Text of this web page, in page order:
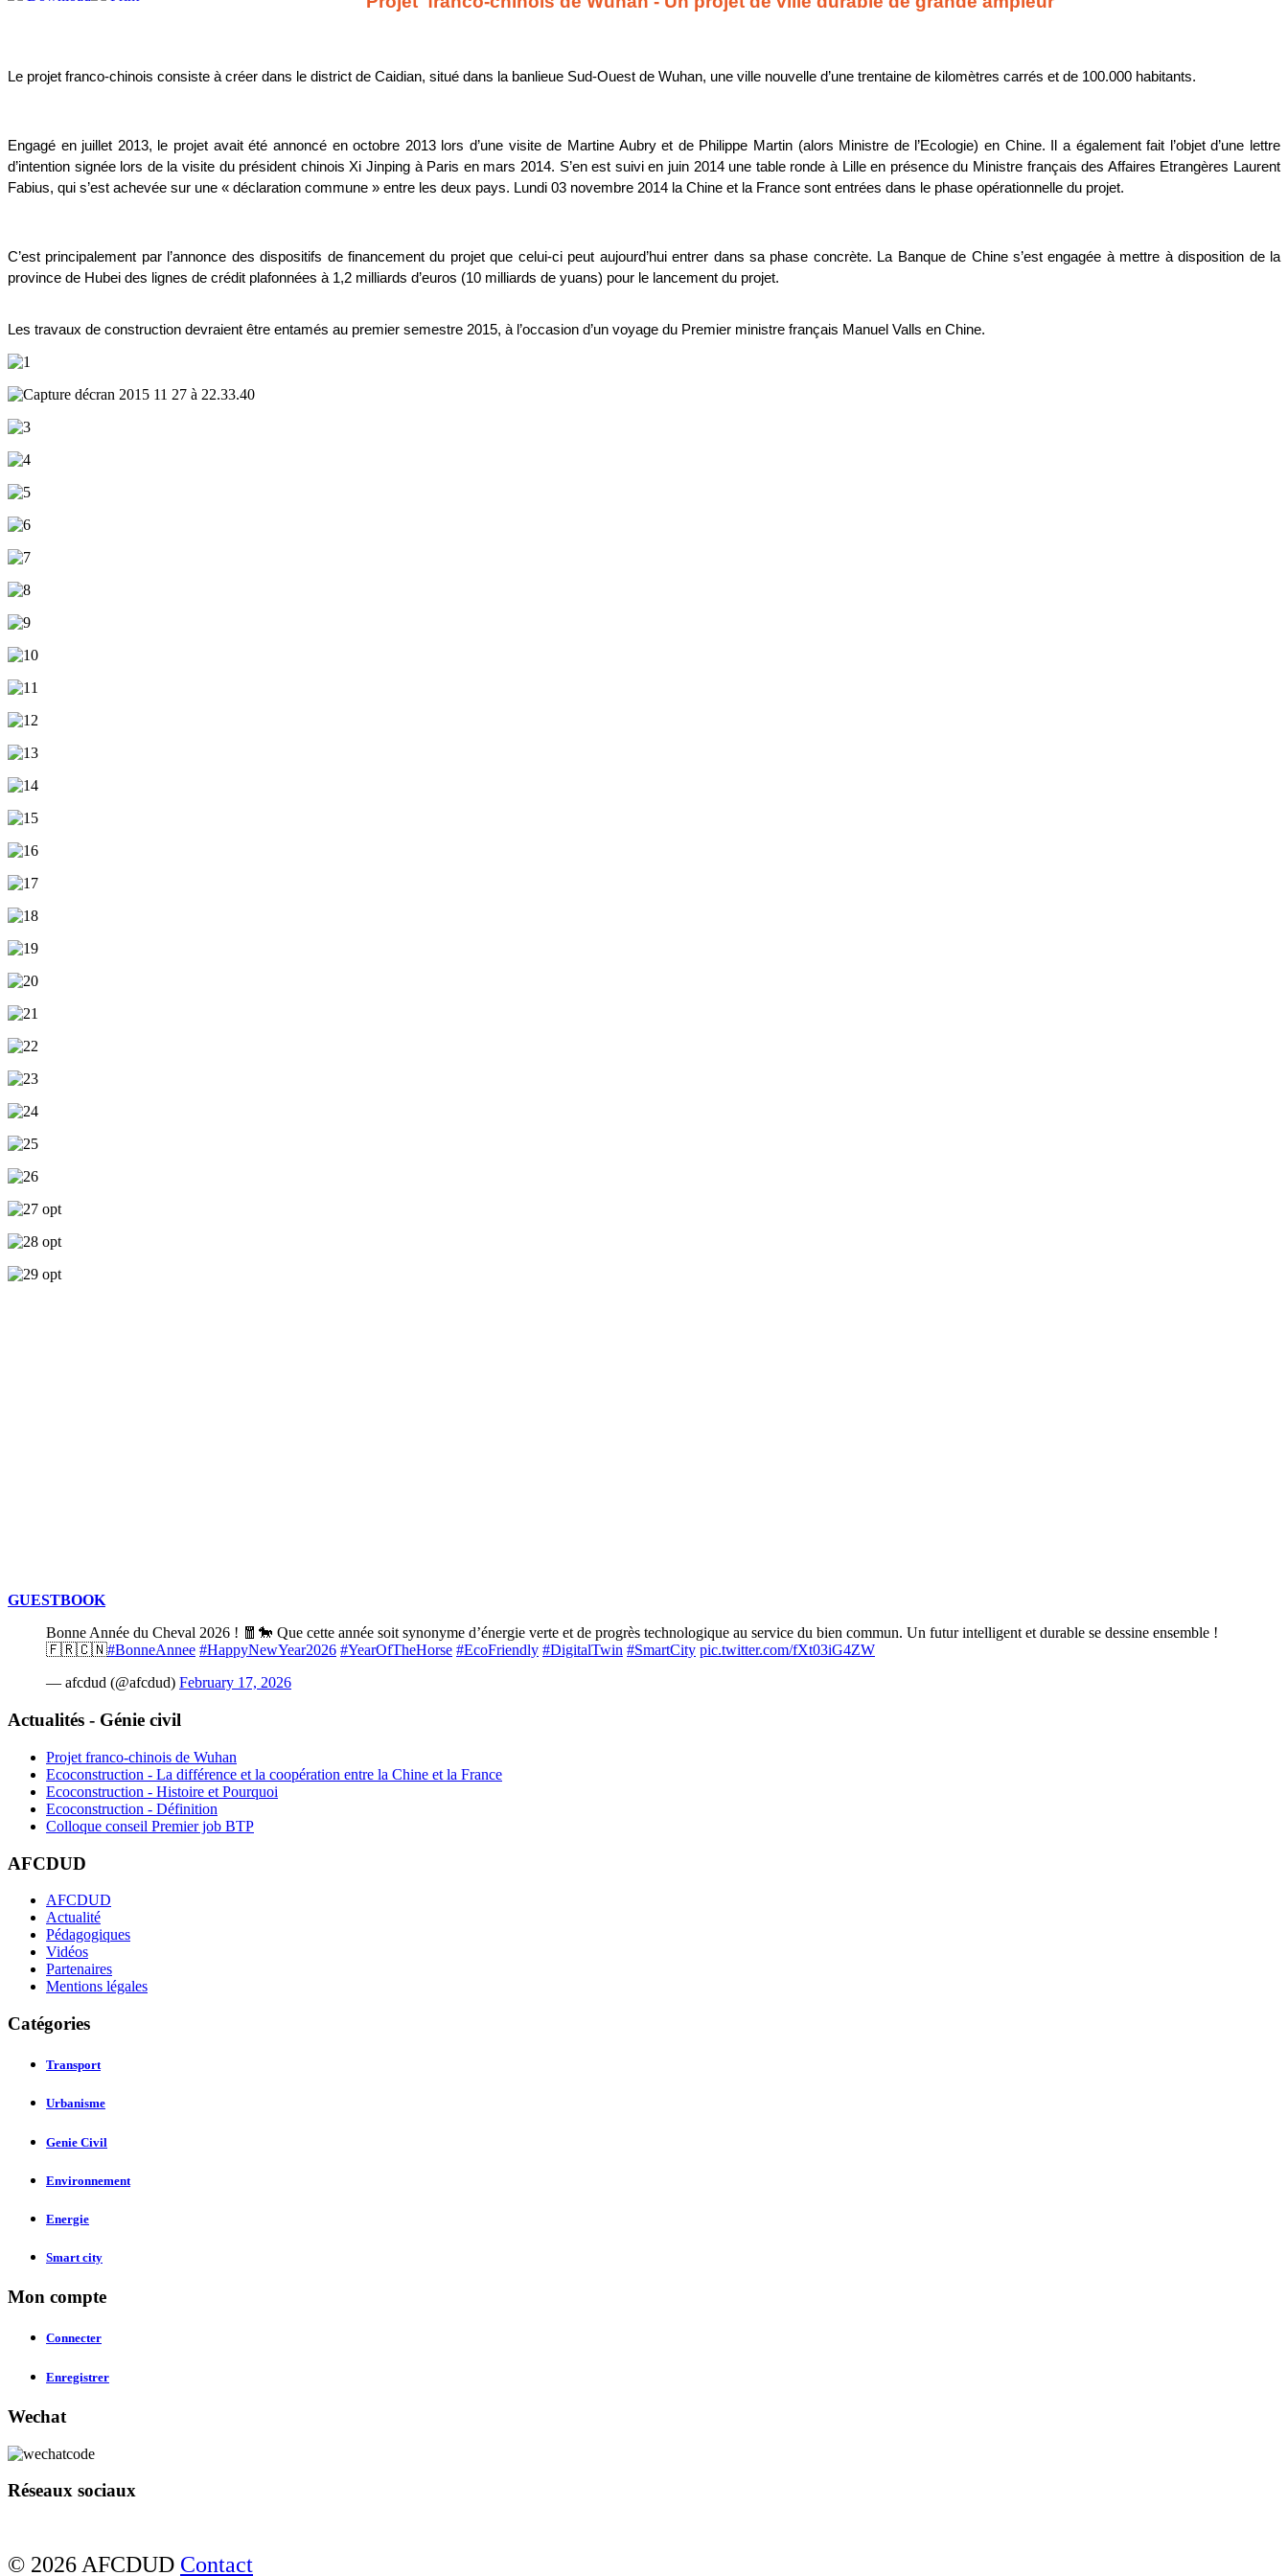
Le projet franco-chinois consiste à créer dans le district de Caidian, situé dans la banlieue Sud-Ouest de Wuhan, une ville nouvelle d’une trentaine de kilomètres carrés et de 100.000 habitants.
Engagé en juillet 2013, le projet avait été annoncé en octobre 2013 lors d’une visite de Martine Aubry et de Philippe Martin (alors Ministre de l’Ecologie) en Chine. Il a également fait l’objet d’une lettre
d’intention signée lors de la visite du président chinois Xi Jinping à Paris en mars 2014. S’en est suivi en juin 2014 une table ronde à Lille en présence du Ministre français des Affaires Etrangères Laurent
Fabius, qui s’est achevée sur une « déclaration commune » entre les deux pays. Lundi 03 novembre 2014 la Chine et la France sont entrées dans le phase opérationnelle du projet.
C’est principalement par l’annonce des dispositifs de financement du projet que celui-ci peut aujourd’hui entrer dans sa phase concrète. La Banque de Chine s’est engagée à mettre à disposition de la
province de Hubei des lignes de crédit plafonnées à 1,2 milliards d’euros (10 milliards de yuans) pour le lancement du projet.
Les travaux de construction devraient être entamés au premier semestre 2015, à l’occasion d’un voyage du Premier ministre français Manuel Valls en Chine.
GUESTBOOK
Bonne Année du Cheval 2026 ! 🧧🐎 Que cette année soit synonyme d’énergie verte et de progrès technologique au service du bien commun. Un futur intelligent et durable se dessine ensemble !
🇫🇷🇨🇳#BonneAnnee #HappyNewYear2026 #YearOfTheHorse #EcoFriendly #DigitalTwin #SmartCity pic.twitter.com/fXt03iG4ZW
— afcdud (@afcdud) February 17, 2026
Actualités - Génie civil
Projet franco-chinois de Wuhan
Ecoconstruction - La différence et la coopération entre la Chine et la France
Ecoconstruction - Histoire et Pourquoi
Ecoconstruction - Définition
Colloque conseil Premier job BTP
AFCDUD
AFCDUD
Actualité
Pédagogiques
Vidéos
Partenaires
Mentions légales
Catégories
Transport
Urbanisme
Genie Civil
Environnement
Energie
Smart city
Mon compte
Connecter
Enregistrer
Wechat
Réseaux sociaux
© 2026 AFCDUD Contact